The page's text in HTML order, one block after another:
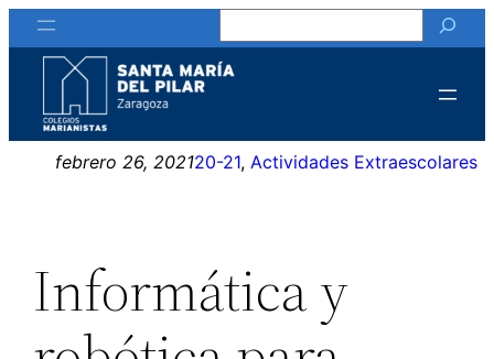
Saltar
al
contenido
febrero 26, 202120-21, Actividades Extraescolares
Informática y